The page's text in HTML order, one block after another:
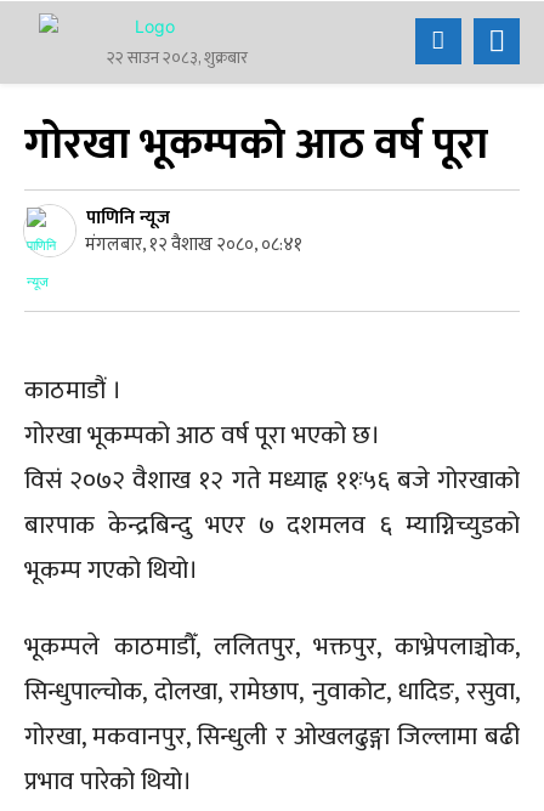
२२ साउन २०८३, शुक्रबार
गोरखा भूकम्पको आठ वर्ष पूरा
पाणिनि न्यूज
मंगलबार, १२ वैशाख २०८०, ०८:४१
काठमाडौं ।
गोरखा भूकम्पको आठ वर्ष पूरा भएको छ।
विसं २०७२ वैशाख १२ गते मध्याह्न ११ः५६ बजे गोरखाको
बारपाक केन्द्रबिन्दु भएर ७ दशमलव ६ म्याग्निच्युडको
भूकम्प गएको थियो।
भूकम्पले काठमाडौँ, ललितपुर, भक्तपुर, काभ्रेपलाञ्चोक,
सिन्धुपाल्चोक, दोलखा, रामेछाप, नुवाकोट, धादिङ, रसुवा,
गोरखा, मकवानपुर, सिन्धुली र ओखलढुङ्गा जिल्लामा बढी
प्रभाव पारेको थियो।